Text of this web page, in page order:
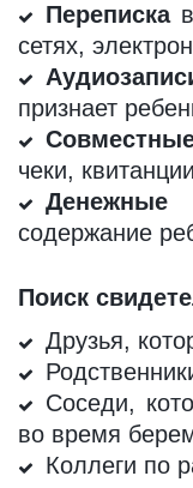
Перепискав
сетях,
признает
чеки, квитанции
Денежные
содержание
Поиск
Друзья,
Соседи,
во время
Коллеги по